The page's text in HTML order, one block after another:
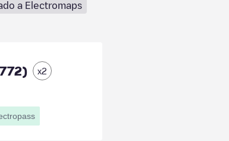
a Electromaps
x2